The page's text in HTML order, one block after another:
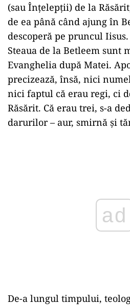
(sau Înţelepţii) de la
de ea până când ajung în
descoperă pe pruncul
Steaua de la Betleem sunt
Evanghelia după Matei.
precizează, însă, nici
nici faptul că erau regi, ci
Răsărit. Că erau trei, s-a
darurilor – aur, smirnă şi
De-a lungul timpului,